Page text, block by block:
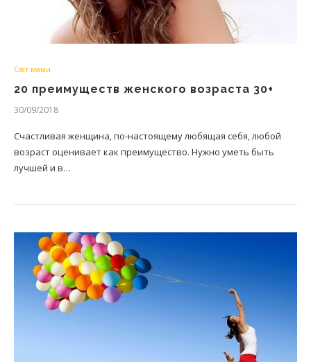
Світ мами
20 преимуществ женского возраста 30+
30/09/2018
Счастливая женщина, по-настоящему любящая себя, любой
возраст оценивает как преимущество. Нужно уметь быть
лучшей и в…